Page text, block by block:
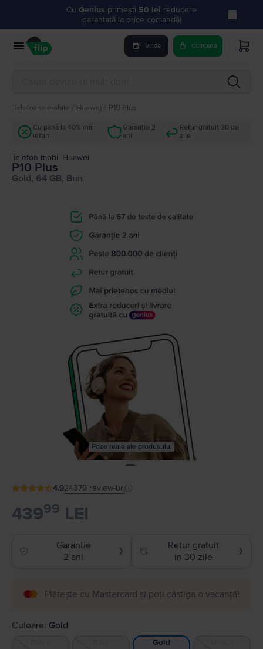
Cu Genius primești 50 lei reducere
garantată la orice comandă!
Vinde Cumpara
Telefoane mobile Huawei P10 Plus
Cu până la 40% mai
ieftin
Garanție 2
ani
Retur gratuit 30 de
zile
Telefon mobil Huawei
P10 Plus
Gold, 64 GB, Bun
Poze reale ale produsului
4.924379 review-uri
43999 LEI
Garantie
2 ani
❯
Retur gratuit
in 30 zile
❯
Plătește cu Mastercard și poți câștiga o vacanță!
Culoare: Gold
Gold